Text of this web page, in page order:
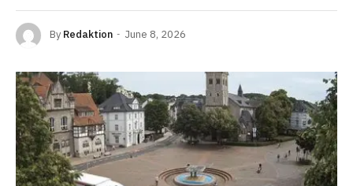
By Redaktion June 8, 2026